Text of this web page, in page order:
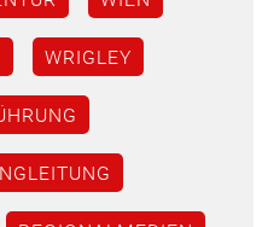
WRIGLEY